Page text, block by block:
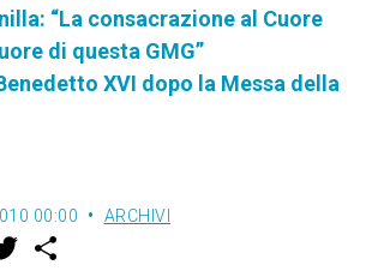
“La consacrazione al Cuore
di questa GMG”
XVI dopo la Messa della
00:00 ARCHIVI
w